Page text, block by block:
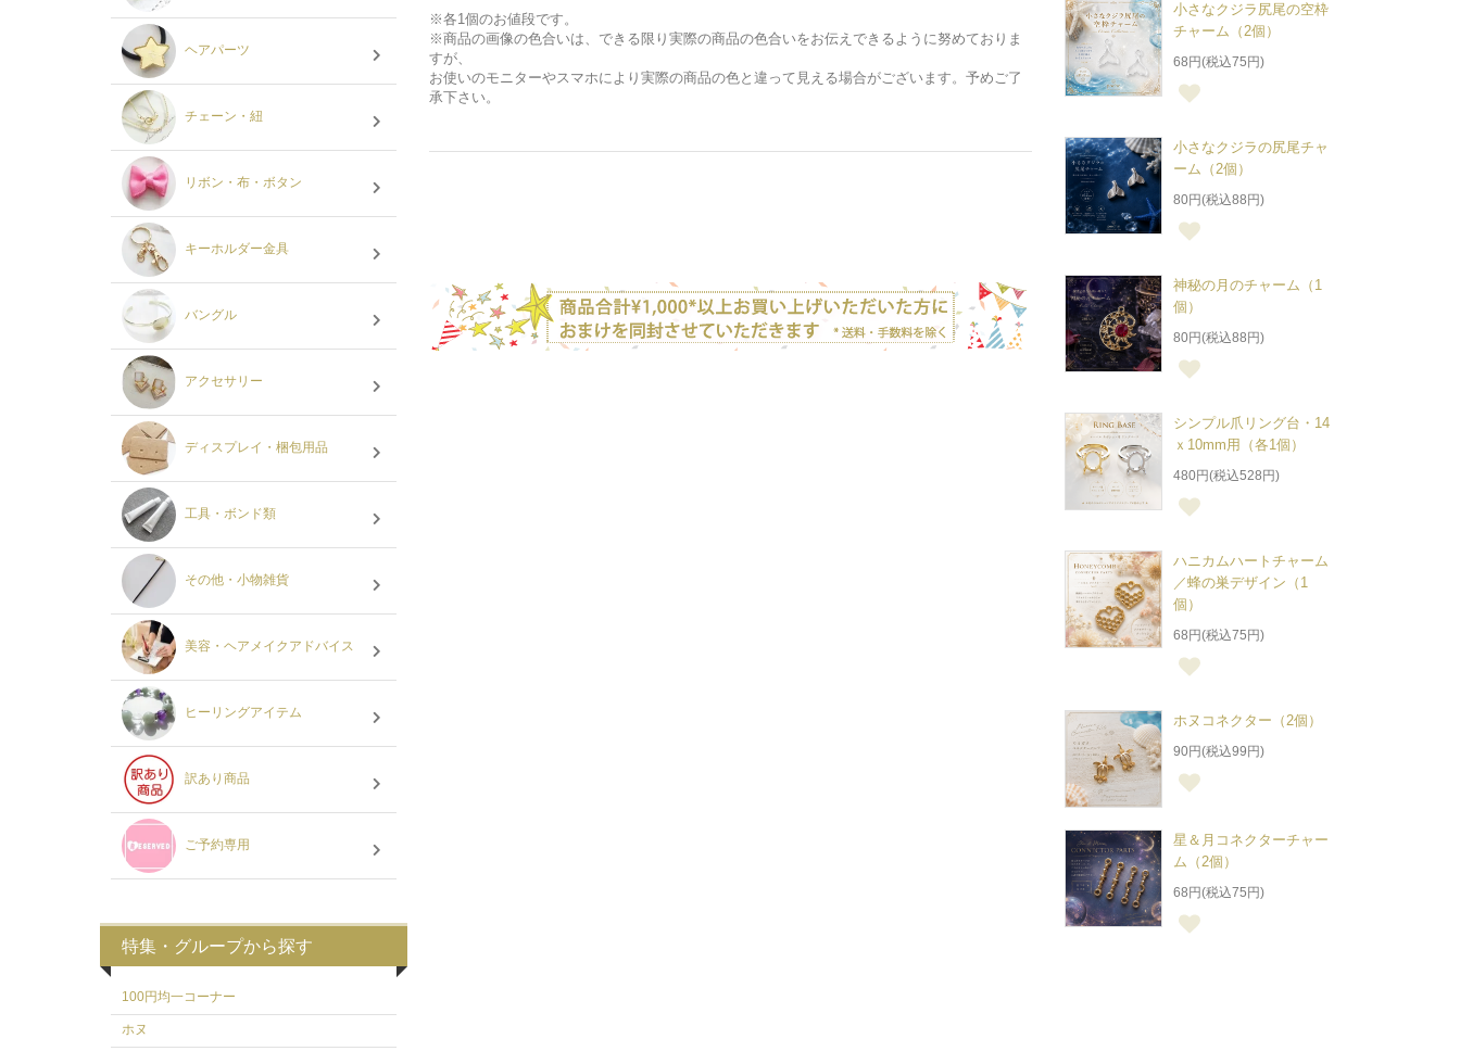
※各1個のお値段です。
※商品の画像の色合いは、できる限り実際の商品の色合いをお伝えできるように努めておりま
すが、
お使いのモニターやスマホにより実際の商品の色と違って見える場合がございます。予めご了
承下さい。
ヘアパーツ
チェーン・紐
リボン・布・ボタン
キーホルダー金具
バングル
アクセサリー
ディスプレイ・梱包用品
工具・ボンド類
その他・小物雑貨
美容・ヘアメイクアドバイス
ヒーリングアイテム
訳あり商品
ご予約専用
特集・グループから探す
100円均一コーナー
ホヌ
小さなクジラ尻尾の空枠
チャーム（2個）
68円(税込75円)
小さなクジラの尻尾チャ
ーム（2個）
80円(税込88円)
神秘の月のチャーム（1
個）
80円(税込88円)
シンプル爪リング台・14
ｘ10mm用（各1個）
480円(税込528円)
ハニカムハートチャーム
／蜂の巣デザイン（1
個）
68円(税込75円)
ホヌコネクター（2個）
90円(税込99円)
星＆月コネクターチャー
ム（2個）
68円(税込75円)